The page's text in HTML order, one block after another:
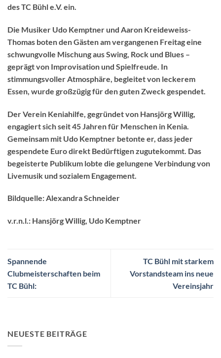
des TC Bühl e.V. ein.
Die Musiker Udo Kemptner und Aaron Kreideweiss-
Thomas boten den Gästen am vergangenen Freitag eine
schwungvolle Mischung aus Swing, Rock und Blues –
geprägt von Improvisation und Spielfreude. In
stimmungsvoller Atmosphäre, begleitet von leckerem
Essen, wurde großzügig für den guten Zweck gespendet.
Der Verein Keniahilfe, gegründet von Hansjörg Willig,
engagiert sich seit 45 Jahren für Menschen in Kenia.
Gemeinsam mit Udo Kemptner betonte er, dass jeder
gespendete Euro direkt Bedürftigen zugutekommt. Das
begeisterte Publikum lobte die gelungene Verbindung von
Livemusik und sozialem Engagement.
Bildquelle: Alexandra Schneider
v.r.n.l.: Hansjörg Willig, Udo Kemptner
Spannende
Clubmeisterschaften beim
TC Bühl:
TC Bühl mit starkem
Vorstandsteam ins neue
Vereinsjahr
NEUESTE BEITRÄGE